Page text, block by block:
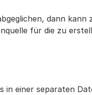
dann
für die zu
in einer separaten